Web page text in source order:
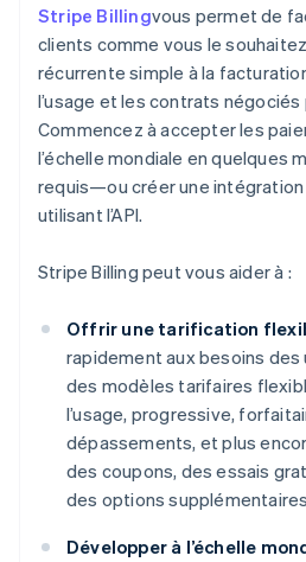
Stripe Billingvous permet de
clients comme vous le
récurrente simple à la
l’usage et les contrats
Commencez à accepter les
l’échelle mondiale en quelques
requis—ou créer une intégration
utilisant l’API.
Stripe Billing peut vous aider à :
Offrir une tarification
rapidement aux besoins
des modèles tarifaires
l’usage, progressive,
dépassements, et plus
des coupons, des essais
des options
Développer à l’échelle